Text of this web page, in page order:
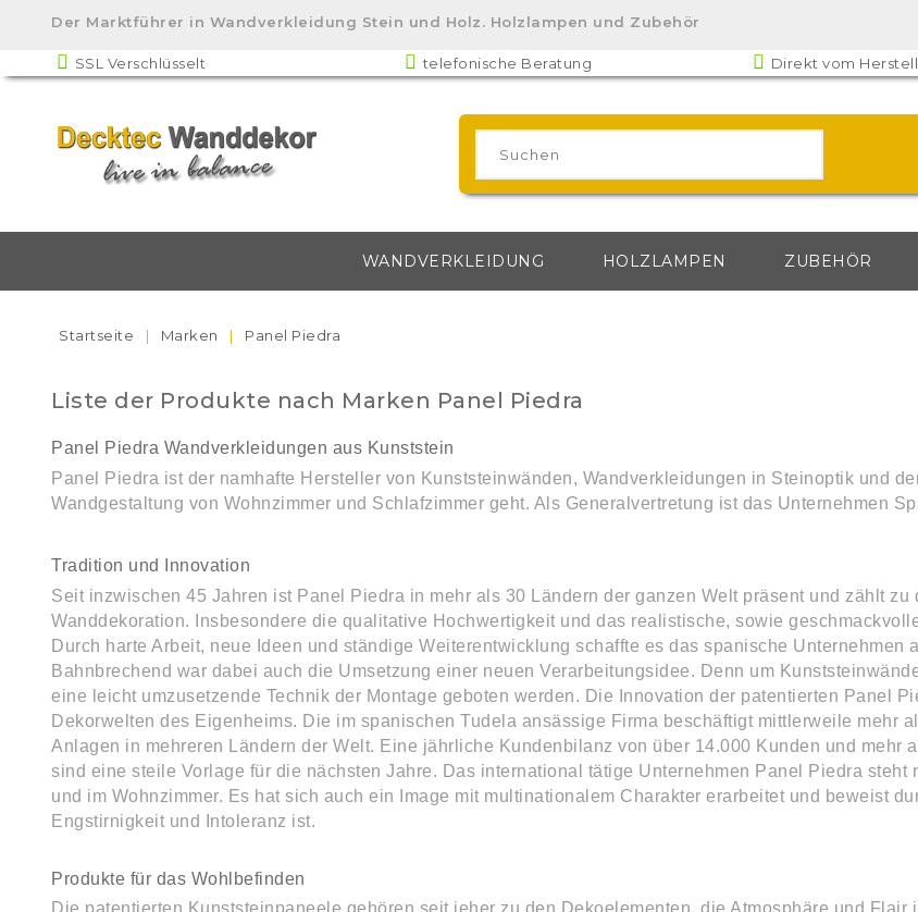
Der Marktführer in Wandverkleidung Stein und Holz. Holzlampen und Zubehör
SSL Verschlüsselt
telefonische Beratung Direkt vom
WANDVERKLEIDUNG HOLZLAMPEN ZUBEHÖR
Startseite Marken Panel Piedra
Liste der Produkte nach Marken Panel Piedra
Panel Piedra Wandverkleidungen aus Kunststein
Panel Piedra ist der namhafte Hersteller von Kunststeinwänden, Wandverkleidungen in Steinoptik und
Wandgestaltung von Wohnzimmer und Schlafzimmer geht. Als Generalvertretung ist das Unternehmen
Tradition und Innovation
Seit inzwischen 45 Jahren ist Panel Piedra in mehr als 30 Ländern der ganzen Welt präsent und zählt
Wanddekoration. Insbesondere die qualitative Hochwertigkeit und das realistische, sowie
Durch harte Arbeit, neue Ideen und ständige Weiterentwicklung schaffte es das spanische
Bahnbrechend war dabei auch die Umsetzung einer neuen Verarbeitungsidee. Denn um
eine leicht umzusetzende Technik der Montage geboten werden. Die Innovation der patentierten Panel
Dekorwelten des Eigenheims. Die im spanischen Tudela ansässige Firma beschäftigt mittlerweile mehr
Anlagen in mehreren Ländern der Welt. Eine jährliche Kundenbilanz von über 14.000 Kunden und mehr
sind eine steile Vorlage für die nächsten Jahre. Das international tätige Unternehmen Panel Piedra
und im Wohnzimmer. Es hat sich auch ein Image mit multinationalem Charakter erarbeitet und beweist
Engstirnigkeit und Intoleranz ist.
Produkte für das Wohlbefinden
Die patentierten Kunststeinpaneele gehören seit jeher zu den Dekoelementen, die Atmosphäre und